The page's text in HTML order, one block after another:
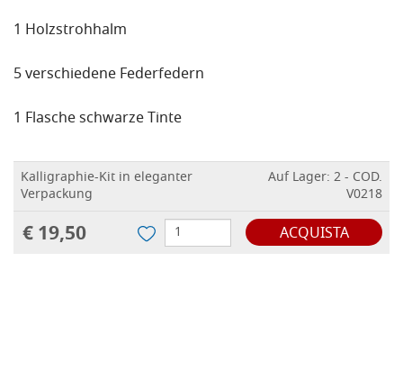
1 Holzstrohhalm
5 verschiedene Federfedern
1 Flasche schwarze Tinte
Kalligraphie-Kit in eleganter
Verpackung
Auf Lager: 2 - COD.
V0218
€ 19,50 ACQUISTA